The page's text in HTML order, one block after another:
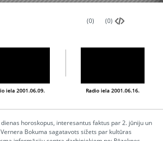
(0) (0)
iela 2001.06.09. Radio iela 2001.06.16.
horoskopus, interesantus faktus par 2. jūniju un
Bokuma sagatavots sižets par kultūras